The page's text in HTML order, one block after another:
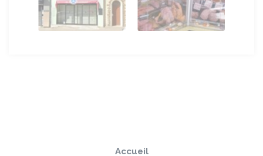
Accueil